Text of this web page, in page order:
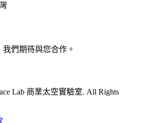
們期待與您合作。
Lab 商業太空實驗室. All Rights